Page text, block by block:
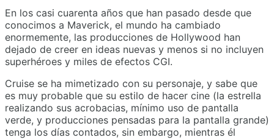
En los casi cuarenta años que han pasado desde que
conocimos a Maverick, el mundo ha cambiado
enormemente, las producciones de Hollywood han
dejado de creer en ideas nuevas y menos si no incluyen
superhéroes y miles de efectos CGI.
Cruise se ha mimetizado con su personaje, y sabe que
es muy probable que su estilo de hacer cine (la estrella
realizando sus acrobacias, mínimo uso de pantalla
verde, y producciones pensadas para la pantalla grande)
tenga los días contados, sin embargo, mientras él